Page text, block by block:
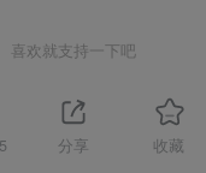
喜欢就支持一下吧
分享 收藏